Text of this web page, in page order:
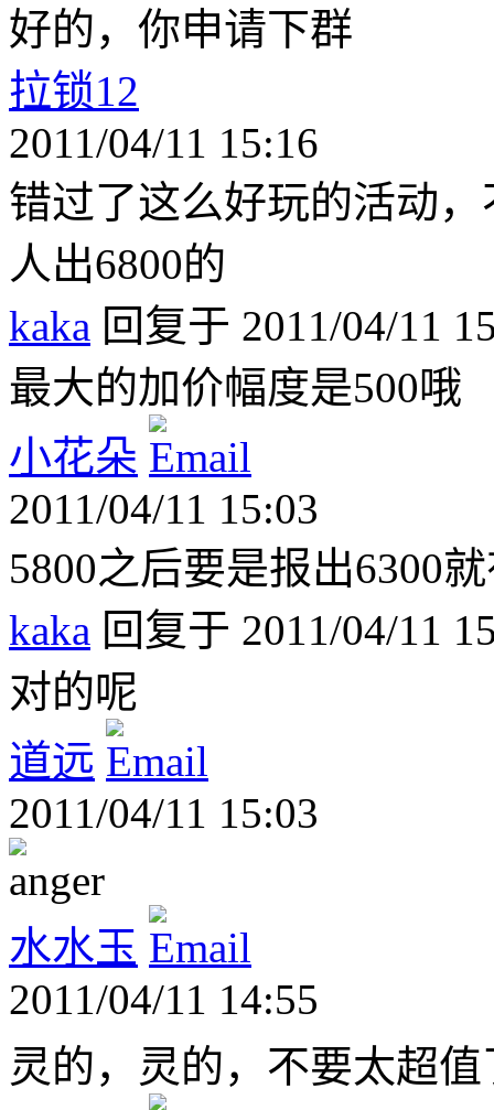
好的，你申请下群
拉锁12
2011/04/11 15:16
错过了这么好玩的活动
人出6800的
kaka 回复于 2011/04/11
最大的加价幅度是500哦
小花朵
2011/04/11 15:03
5800之后要是报出6300
kaka 回复于 2011/04/11
对的呢
道远
2011/04/11 15:03
水水玉
2011/04/11 14:55
灵的，灵的，不要太超值